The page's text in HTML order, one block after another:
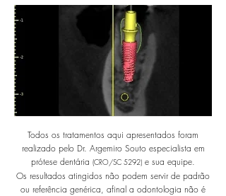
Todos os tratamentos aqui apresentados foram
realizado pelo Dr. Argemiro Souto especialista em
prótese dentária (CRO/SC 5292) e sua equipe.
Os resultados atingidos não podem servir de padrão
ou referência genérica, afinal a odontologia não é